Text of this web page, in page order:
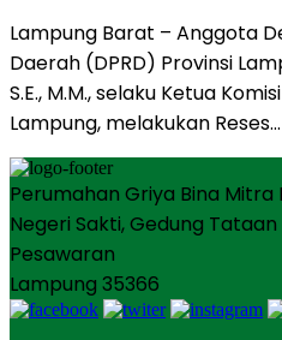
Lampung Barat – Anggota
Daerah (DPRD) Provinsi
S.E., M.M., selaku Ketua
Lampung, melakukan Reses…
Perumahan Griya Bina Mitra
Negeri Sakti, Gedung Tataan
Pesawaran
Lampung 35366